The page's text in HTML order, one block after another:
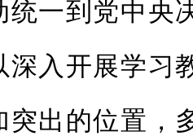
统一到党中央
深入开展学习
突出的位置，